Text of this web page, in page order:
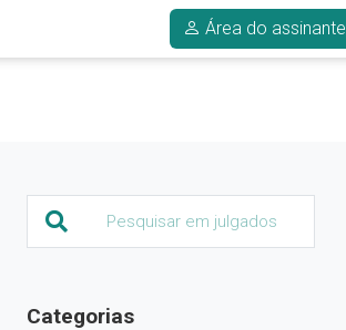
Área do assinante
Categorias